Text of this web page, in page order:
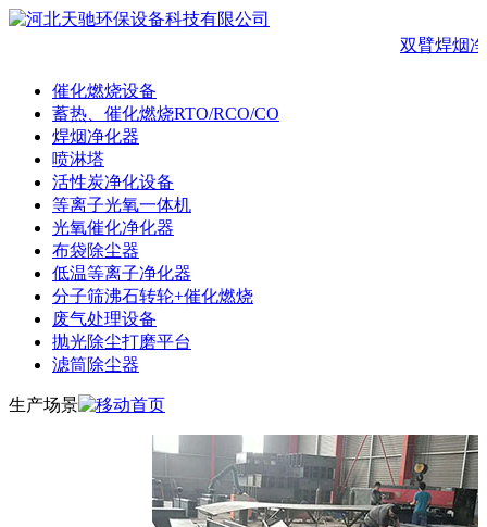
双臂焊烟
催化燃烧设备
蓄热、催化燃烧RTO/RCO/CO
焊烟净化器
喷淋塔
活性炭净化设备
等离子光氧一体机
光氧催化净化器
布袋除尘器
低温等离子净化器
分子筛沸石转轮+催化燃烧
废气处理设备
抛光除尘打磨平台
滤筒除尘器
生产场景